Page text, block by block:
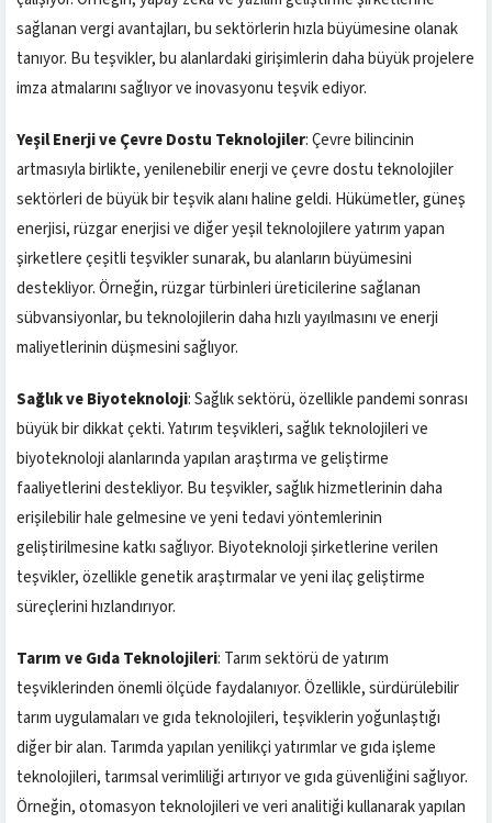
sağlanan vergi avantajları, bu sektörlerin hızla büyümesine olanak
tanıyor. Bu teşvikler, bu alanlardaki girişimlerin daha büyük projelere
imza atmalarını sağlıyor ve inovasyonu teşvik ediyor.
Yeşil Enerji ve Çevre Dostu Teknolojiler: Çevre bilincinin
artmasıyla birlikte, yenilenebilir enerji ve çevre dostu teknolojiler
sektörleri de büyük bir teşvik alanı haline geldi. Hükümetler, güneş
enerjisi, rüzgar enerjisi ve diğer yeşil teknolojilere yatırım yapan
şirketlere çeşitli teşvikler sunarak, bu alanların büyümesini
destekliyor. Örneğin, rüzgar türbinleri üreticilerine sağlanan
sübvansiyonlar, bu teknolojilerin daha hızlı yayılmasını ve enerji
maliyetlerinin düşmesini sağlıyor.
Sağlık ve Biyoteknoloji: Sağlık sektörü, özellikle pandemi sonrası
büyük bir dikkat çekti. Yatırım teşvikleri, sağlık teknolojileri ve
biyoteknoloji alanlarında yapılan araştırma ve geliştirme
faaliyetlerini destekliyor. Bu teşvikler, sağlık hizmetlerinin daha
erişilebilir hale gelmesine ve yeni tedavi yöntemlerinin
geliştirilmesine katkı sağlıyor. Biyoteknoloji şirketlerine verilen
teşvikler, özellikle genetik araştırmalar ve yeni ilaç geliştirme
süreçlerini hızlandırıyor.
Tarım ve Gıda Teknolojileri: Tarım sektörü de yatırım
teşviklerinden önemli ölçüde faydalanıyor. Özellikle, sürdürülebilir
tarım uygulamaları ve gıda teknolojileri, teşviklerin yoğunlaştığı
diğer bir alan. Tarımda yapılan yenilikçi yatırımlar ve gıda işleme
teknolojileri, tarımsal verimliliği artırıyor ve gıda güvenliğini sağlıyor.
Örneğin, otomasyon teknolojileri ve veri analitiği kullanarak yapılan